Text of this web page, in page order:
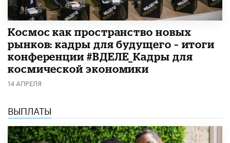
Космос как пространство новых
рынков: кадры для будущего – итоги
конференции #ВДЕЛЕ_Кадры для
космической экономики
14 АПРЕЛЯ
ВЫПЛАТЫ